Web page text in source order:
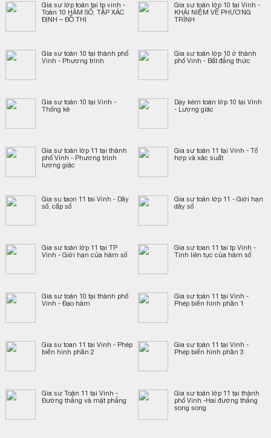
Gia sư lớp toán tại tp vinh -
Toán 10 HÀM SỐ. TẬP XÁC
ĐỊNH – ĐỒ THỊ
Gia sư toán lớp 10 tại Vinh -
KHÁI NIỆM VỀ PHƯƠNG
TRÌNH
Gia sư toán 10 tại thành phố
Vinh - Phương trình
Gia sư toán lớp 10 ở thành
phố Vinh - Bất đẳng thức
Gia sư toán 10 tại Vinh -
Thống kê
Dạy kèm toán lớp 10 tại Vinh
- Lượng giác
Gia sư toán lớp 11 tại thành
phố Vinh - Phương trình
lượng giác
Gia sư toán 11 tại Vinh - Tổ
hợp và xác suất
Gia su taon 11 tai Vinh - Dãy
số, cấp số
Gia sư toán lớp 11 - Giới hạn
dãy số
Gia sư toán lớp 11 tại TP
Vinh - Giới hạn của hàm số
Gia sư toan 11 tai tp Vinh -
Tính liên tục của hàm số
Gia sư toán 10 tại thành phố
Vinh - Đạo hàm
Gia sư toán 11 tại Vinh -
Phép biến hình phần 1
Gia su toan 11 tai Vinh - Phép
biến hình phần 2
Gia sư toán 11 tại Vinh -
Phép biến hình phần 3
Gia sư Toán 11 tại Vinh -
Đường thẳng và mặt phẳng
Gia sư toán lớp 11 tại thành
phố Vinh -Hai đường thẳng
song song